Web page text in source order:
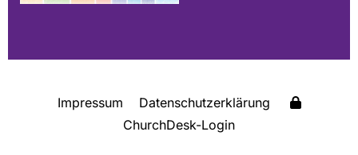
Impressum
Datenschutzerklärung
ChurchDesk-Login